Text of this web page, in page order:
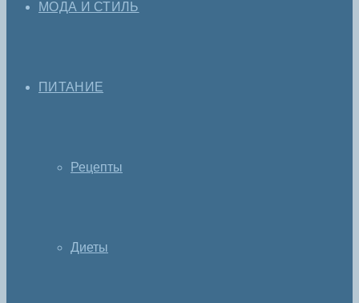
МОДА И СТИЛЬ
ПИТАНИЕ
Рецепты
Диеты